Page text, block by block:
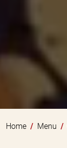
Home Menu